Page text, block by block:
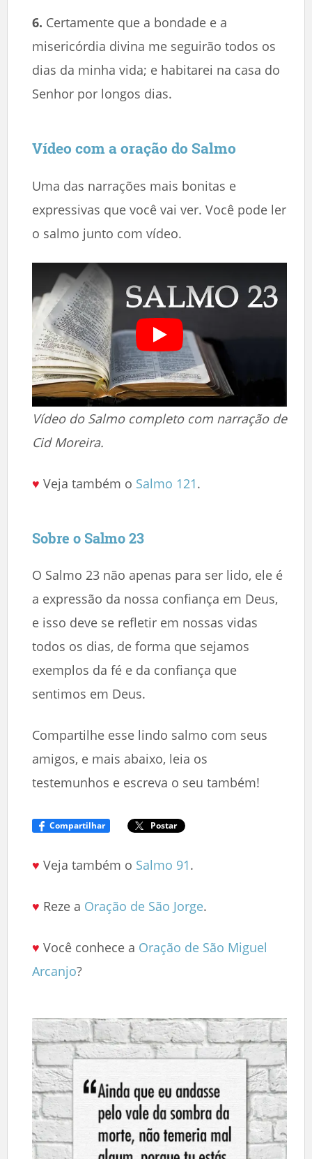
6. Certamente que a bondade e a
misericórdia divina me seguirão todos os
dias da minha vida; e habitarei na casa do
Senhor por longos dias.
Vídeo com a oração do Salmo
Uma das narrações mais bonitas e
expressivas que você vai ver. Você pode ler
o salmo junto com vídeo.
Vídeo do Salmo completo com narração de
Cid Moreira.
♥ Veja também o Salmo 121.
Sobre o Salmo 23
O Salmo 23 não apenas para ser lido, ele é
a expressão da nossa confiança em Deus,
e isso deve se refletir em nossas vidas
todos os dias, de forma que sejamos
exemplos da fé e da confiança que
sentimos em Deus.
Compartilhe esse lindo salmo com seus
amigos, e mais abaixo, leia os
testemunhos e escreva o seu também!
Compartilhar Postar
♥ Veja também o Salmo 91.
♥ Reze a Oração de São Jorge.
♥ Você conhece a Oração de São Miguel
Arcanjo?